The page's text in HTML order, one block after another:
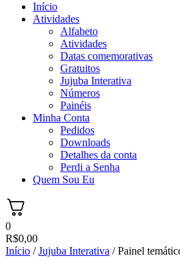
Início
Atividades
Alfabeto
Atividades
Datas comemorativas
Gratuitos
Jujuba Interativa
Números
Painéis
Minha Conta
Pedidos
Downloads
Detalhes da conta
Perdi a Senha
Quem Sou Eu
0
R$0,00
Início /Jujuba Interativa / Painel